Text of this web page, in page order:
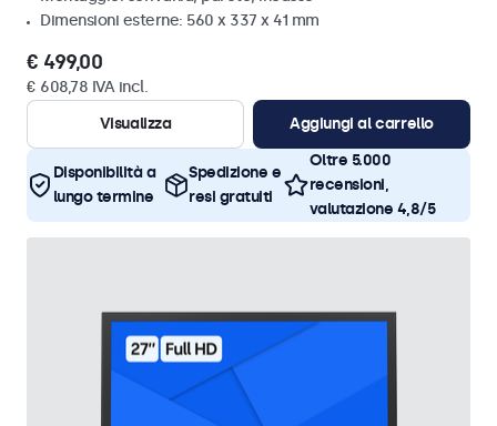
Dimensioni esterne: 560 x 337 x 41 mm
€ 499,00
€ 608,78 IVA incl.
Visualizza
Aggiungi al carrello
Disponibilità a
lungo termine
Spedizione e
resi gratuiti
Oltre 5.000
recensioni,
valutazione 4,8/5